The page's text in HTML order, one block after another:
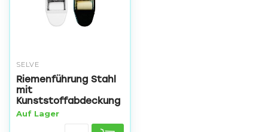
SELVE
Riemenführung Stahl
mit
Kunststoffabdeckung
Auf Lager